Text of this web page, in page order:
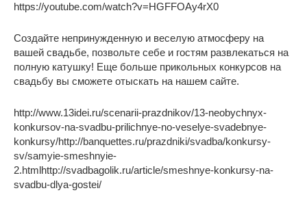
https://youtube.com/watch?v=HGFFOAy4rX0
Создайте непринужденную и веселую атмосферу на
вашей свадьбе, позвольте себе и гостям развлекаться на
полную катушку! Еще больше прикольных конкурсов на
свадьбу вы сможете отыскать на нашем сайте.
http://www.13idei.ru/scenarii-prazdnikov/13-neobychnyx-
konkursov-na-svadbu-prilichnye-no-veselye-svadebnye-
konkursy/http://banquettes.ru/prazdniki/svadba/konkursy-
sv/samyie-smeshnyie-
2.htmlhttp://svadbagolik.ru/article/smeshnye-konkursy-na-
svadbu-dlya-gostei/